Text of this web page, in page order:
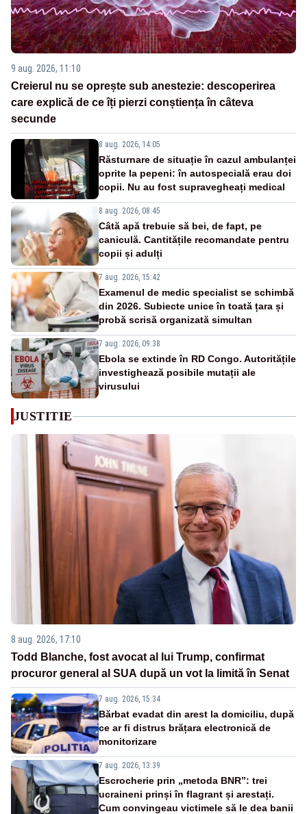
9 aug. 2026, 11:10
Creierul nu se oprește sub anestezie: descoperirea
care explică de ce îți pierzi conștiența în câteva
secunde
8 aug. 2026, 14:05
Răsturnare de situație în cazul ambulanței
oprite la pepeni: în autospecială erau doi
copii. Nu au fost supravegheați medical
8 aug. 2026, 08:45
Câtă apă trebuie să bei, de fapt, pe
caniculă. Cantitățile recomandate pentru
copii și adulți
7 aug. 2026, 15:42
Examenul de medic specialist se schimbă
din 2026. Subiecte unice în toată țara și
probă scrisă organizată simultan
7 aug. 2026, 09:38
Ebola se extinde în RD Congo. Autoritățile
investighează posibile mutații ale
virusului
JUSTITIE
8 aug. 2026, 17:10
Todd Blanche, fost avocat al lui Trump, confirmat
procuror general al SUA după un vot la limită în Senat
7 aug. 2026, 15:34
Bărbat evadat din arest la domiciliu, după
ce ar fi distrus brățara electronică de
monitorizare
7 aug. 2026, 13:39
Escrocherie prin „metoda BNR”: trei
ucraineni prinși în flagrant și arestați.
Cum convingeau victimele să le dea banii